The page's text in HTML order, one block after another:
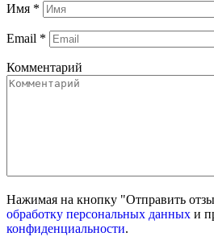
Имя *
Email *
Комментарий
Нажимая на кнопку "Отправить
обработку персональных данных и
конфиденциальности.